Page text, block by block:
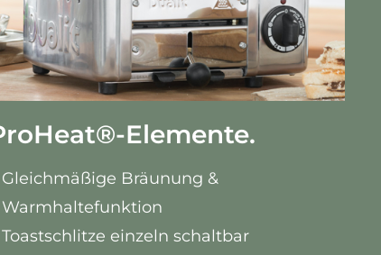
®-Elemente.
Gleichmäßige Bräunung &
Warmhaltefunktion
Toastschlitze einzeln schaltbar